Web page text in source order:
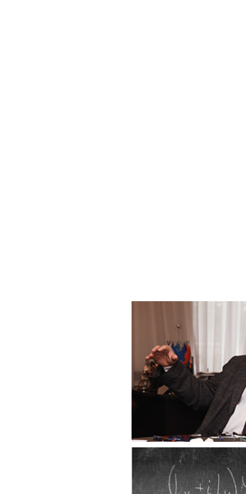
МГУ. Учеба на
физики
российских
в проектах
физики